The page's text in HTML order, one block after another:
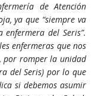
de Atención
ya que “siempre va
del Seris”.
enfermeras que nos
por romper la unidad
del Seris) por lo que
si debemos asumir